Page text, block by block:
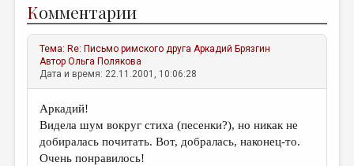
ЖАНРЫ
АВТОРЫ
КОММЕНТАРИИ
ЛИТСАЛОН
НОВОСТИ
ПРАВИЛА САЙТА
Комментарии
Тема: Re: Письмо римского друга Аркадий Брязгин
АвторОльга Полякова
Дата и время: 22.11.2001, 10:06:28
Аркадий!
Видела шум вокруг стиха (песенки?), но никак не
добиралась почитать. Вот, добралась, наконец-то.
Очень понравилось!